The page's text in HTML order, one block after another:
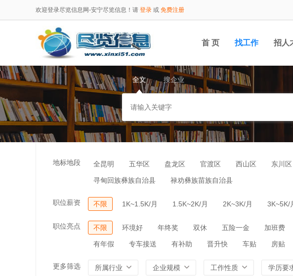
欢迎登录尽览信息网-安宁尽览信息！请 登录 或 免费注册
首 页 找工作 招人
全文 搜企业
地标地段 全昆明 五华区 盘龙区 官渡区 西山区 东川区
寻甸回族彝族自治县 禄劝彝族苗族自治县
职位薪资 不限 1K~1.5K/月 1.5K~2K/月 2K~3K/月 3K~5K/
职位亮点 不限 环境好 年终奖 双休 五险一金 加班费
有年假 专车接送 有补助 晋升快 车贴 房贴
更多筛选 所属行业 企业规模 工作性质 学历要